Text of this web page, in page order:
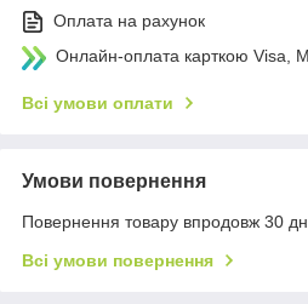
Оплата на рахунок
Онлайн-оплата карткою Visa,
Всі умови оплати
Умови повернення
Повернення товару впродовж 30
Всі умови повернення